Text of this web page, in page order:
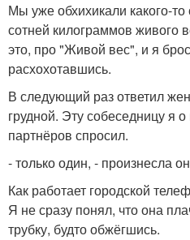
Мы уже обхихикали какого-то
сотней килограммов живого
это, про "Живой вес", и я
расхохотавшись.
В следующий раз ответил
грудной. Эту собеседницу я
партнёров спросил.
- только один, - произнесла
Как работает городской
Я не сразу понял, что она
трубку, будто обжёгшись.